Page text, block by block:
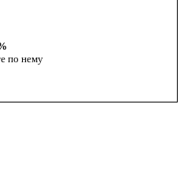
по нему